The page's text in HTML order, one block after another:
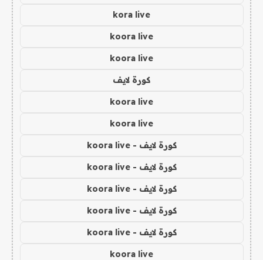
kora live
koora live
koora live
كورة لايف
koora live
koora live
كورة لايف - koora live
كورة لايف - koora live
كورة لايف - koora live
كورة لايف - koora live
كورة لايف - koora live
koora live